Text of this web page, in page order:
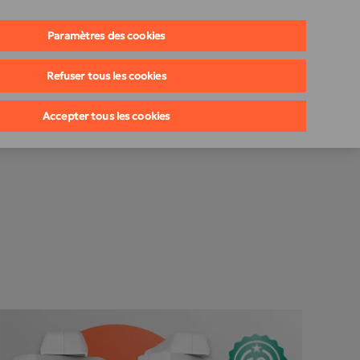
Paramètres des cookies
Refuser tous les cookies
Accepter tous les cookies